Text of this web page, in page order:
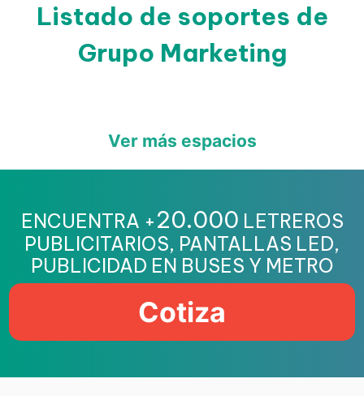
Listado de soportes de
Grupo Marketing
Ver más espacios
ENCUENTRA +20.000 LETREROS
PUBLICITARIOS, PANTALLAS LED,
PUBLICIDAD EN BUSES Y METRO
Cotiza